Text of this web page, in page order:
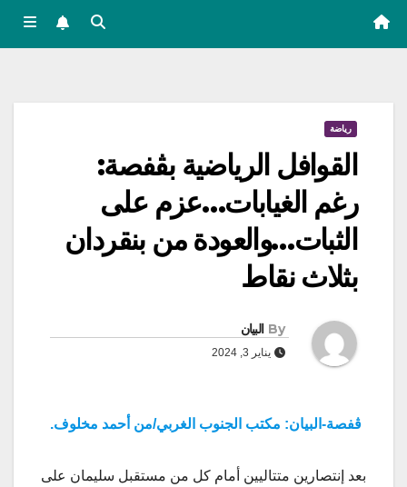
رياضة
القوافل الرياضية بڨفصة:
رغم الغيابات…عزم على
الثبات…والعودة من بنقردان
بثلاث نقاط
By البيان
يناير 3, 2024
ڨفصة-البيان: مكتب الجنوب الغربي/من أحمد مخلوف.
بعد إنتصارين متتاليين أمام كل من مستقبل سليمان على